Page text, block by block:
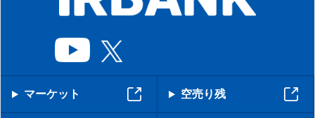
マーケット 空売り残